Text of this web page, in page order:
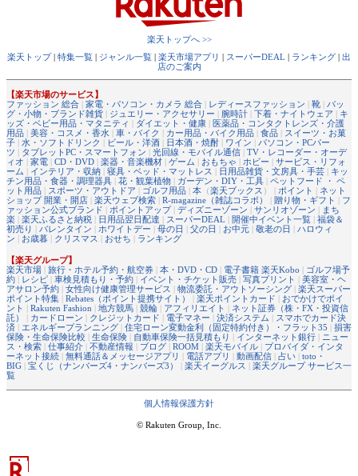
楽天トップへ >>
楽天トップ| 特集一覧 | ジャンル一覧 | 楽天市場アプリ | スーパーDEAL | ランキング | 出
店のご案内
【楽天市場のサービス】
ファッション 総合 | 家電・パソコン・カメラ 総合 | レディースファッション | 靴 | バッ
グ・小物・ブランド雑貨 | ジュエリー・アクセサリー | 腕時計 | 下着・ナイトウェア | キ
ッズ・ベビー用品・マタニティ | ダイエット・健康 | 医薬品・コンタクトレンズ・介護
用品 | 美容・コスメ・香水 | 車・バイク | カー用品・バイク用品 | 食品 | スイーツ・お菓
子 | 水・ソフトドリンク | ビール・洋酒 | 日本酒・焼酎 | ワイン | パソコン・PCパー
ツ | タブレットPC・スマートフォン | 光回線・モバイル通信 | TV・レコーダー・オーデ
ィオ | 家電 | CD・DVD | 楽器・音楽機材 | ゲーム | おもちゃ | ホビー | サービス・リフォ
ーム | インテリア・収納 | 寝具・ベッド・マットレス | 日用品雑貨・文房具・手芸 | キッ
チン用品・食器・調理器具 | 花・観葉植物 | ガーデン・DIY・工具 | ペットフード ・ ペ
ット用品 | スポーツ・アウトドア | ゴルフ用品 | 本 （楽天ブックス ） | ポイント | ネット
ショップ 開業・開店 | 楽天ウェブ検索 | R-magazine（雑誌コラボ） | 贈り物・ギフト | フ
ァッション公式ブランド | ポイントアップ| ディズニーゾーン | サンリオゾーン | まち
楽 | 楽天ふるさと納税 | 日用品翌日配達 | スーパーDEAL | 開催中イベント一覧 | 福袋＆
初売り | バレンタイン | ホワイトデー | 母の日 | 父の日 | お中元 | 敬老の日 | ハロウィ
ン | お歳暮 | クリスマス | おせち | ランキング
【楽天グループ】
楽天市場 | 旅行・ホテル予約・航空券 | 本・DVD・CD | 電子書籍 楽天Kobo | ゴルフ場予
約 | レシピ | 車検見積もり・予約 | イベント・チケット販売 | 写真プリント | 美容室・ヘ
アサロン予約 | 女性向け健康管理サービス | 物流委託・アウトソーシング | 楽天スーパー
ポイント特集 | Rebates（ポイント提携サイト） | 楽天ポイントカード | おでかけでポイ
ント | Rakuten Fashion | 地方競馬 | 競輪 | アフィリエイト | ネット証券（株・FX・投資信
託）
| カードローン | クレジットカード | 電子マネー | 決済システム | スマホでカード決
済 | エネルギープランニング | 住宅ローン変動金利（固定特約付き）・フラット35 | 損害
保険・生命保険比較 | 生命保険 | 自動車保険一括見積もり | インターネット銀行 | ニュー
ス・検索 | 仕事紹介 | 不動産情報 | ブログ | ROOM | 楽天モバイル | プロバイダ・インタ
ーネット接続 | 無料通話＆メッセージアプリ | 電話アプリ | 動画配信 | 占い | toto・
BIG | 宝くじ（ナンバーズ4・ナンバーズ3） | 楽天イーグルス | 楽天グループ サービス一
覧
個人情報保護方針
© Rakuten Group, Inc.